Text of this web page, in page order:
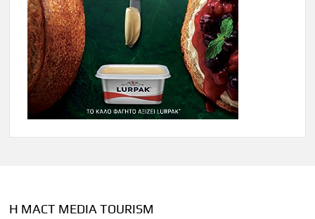
Η MACT MEDIA TOURISM